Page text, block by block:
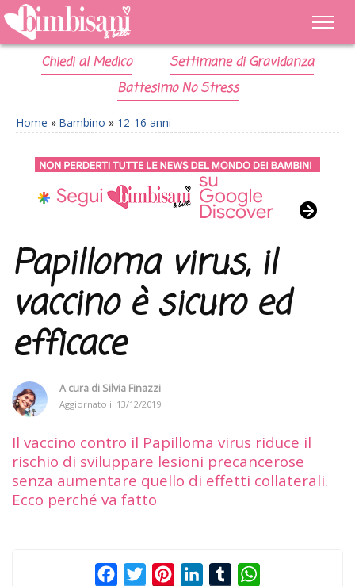
Chiedi al Medico
Settimane di Gravidanza
Battesimo No Stress
Home » Bambino » 12-16 anni
Papilloma virus, il
vaccino è sicuro ed
efficace
A cura di Silvia Finazzi
Aggiornato il 13/12/2019
Il vaccino contro il Papilloma virus riduce il
rischio di sviluppare lesioni precancerose
senza aumentare quello di effetti collaterali.
Ecco perché va fatto
FacebookTwitterPinterestLinkedInTumblr